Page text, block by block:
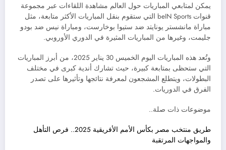
يمكن لمتابعي المباريات حول العالم مشاهدة اللقاءات عبر مجموعة
قنوات beIN Sports التي ستقوم بنقل المباريات الأكثر متابعة، مثل
مباراة مانشستر يونايتد ضد ستيوا بوخارست، ومباراة نيس ضد بودو
جليمت، وغيرها من المباريات المثيرة في الدوري الأوروبي.
وتُعد هذه المباريات اليوم الخميس 30 يناير 2025، من أبرز المباريات
التي ستحظى بمتابعة كبيرة، حيث تشارك أندية كبرى في مختلف
البطولات، ويتطلع المشجعون لمعرفة نتائجها وتأثيرها على تصدر
الفرق في الدوريات.
موضوعات ذات صلة..
طريق منتخب مصر بكأس الأمم الأفريقية 2025.. فرص التأهل
والمواجهات المرتقبة